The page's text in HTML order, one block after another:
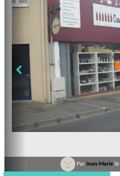
Par Jean-Marie le